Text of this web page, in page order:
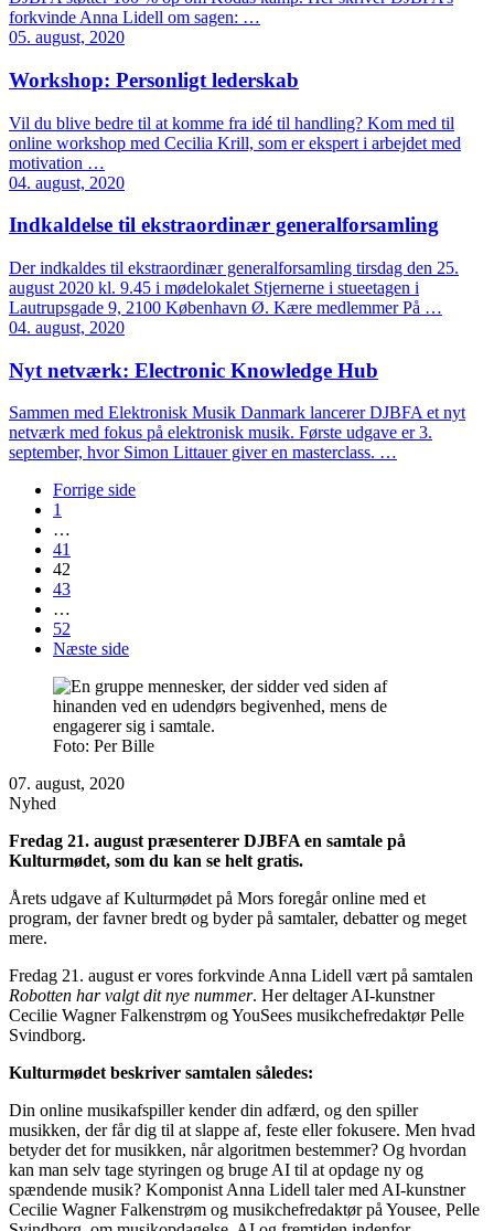
forkvinde Anna Lidell om sagen: …
05. august, 2020
Workshop: Personligt lederskab
Vil du blive bedre til at komme fra idé til handling? Kom med til
online workshop med Cecilia Krill, som er ekspert i arbejdet med
motivation …
04. august, 2020
Indkaldelse til ekstraordinær generalforsamling
Der indkaldes til ekstraordinær generalforsamling tirsdag den 25.
august 2020 kl. 9.45 i mødelokalet Stjernerne i stueetagen i
Lautrupsgade 9, 2100 København Ø. Kære medlemmer På …
04. august, 2020
Nyt netværk: Electronic Knowledge Hub
Sammen med Elektronisk Musik Danmark lancerer DJBFA et nyt
netværk med fokus på elektronisk musik. Første udgave er 3.
september, hvor Simon Littauer giver en masterclass. …
Forrige side
1
…
41
42
43
…
52
Næste side
Foto: Per Bille
07. august, 2020
Nyhed
Fredag 21. august præsenterer DJBFA en samtale på
Kulturmødet, som du kan se helt gratis.
Årets udgave af Kulturmødet på Mors foregår online med et
program, der favner bredt og byder på samtaler, debatter og meget
mere.
Fredag 21. august er vores forkvinde Anna Lidell vært på samtalen
Robotten har valgt dit nye nummer. Her deltager AI-kunstner
Cecilie Wagner Falkenstrøm og YouSees musikchefredaktør Pelle
Svindborg.
Kulturmødet beskriver samtalen således:
Din online musikafspiller kender din adfærd, og den spiller
musikken, der får dig til at slappe af, feste eller fokusere. Men hvad
betyder det for musikken, når algoritmen bestemmer? Og hvordan
kan man selv tage styringen og bruge AI til at opdage ny og
spændende musik? Komponist Anna Lidell taler med AI-kunstner
Cecilie Wagner Falkenstrøm og musikchefredaktør på Yousee, Pelle